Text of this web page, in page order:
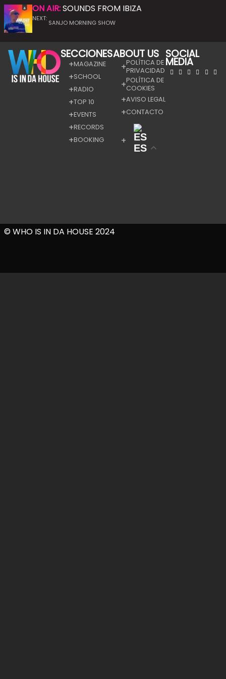
ON AIR:SOUNDS FROM IBIZA
NEXT:
SANJO MORNING SHOW
SECCIONES
MAGAZINE
SCHOOL
RADIO
TOP 10
EVENTS
RECORDS
BOOKING
ABOUT US
POLÍTICA DE
PRIVACIDAD
POLÍTICA DE
COOKIES
AVISO LEGAL
CONTACTO
ES
SOCIAL
MEDIA
© WHO IS IN DA HOUSE 2024